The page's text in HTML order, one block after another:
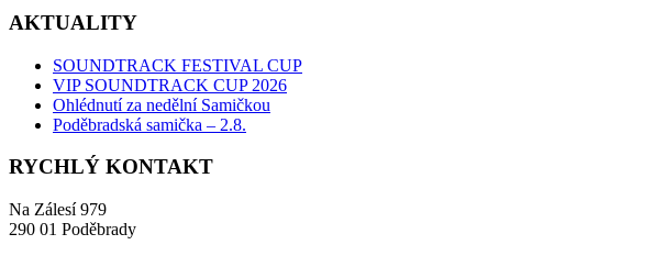
AKTUALITY
SOUNDTRACK FESTIVAL CUP
VIP SOUNDTRACK CUP 2026
Ohlédnutí za nedělní Samičkou
Poděbradská samička – 2.8.
RYCHLÝ KONTAKT
Na Zálesí 979
290 01 Poděbrady